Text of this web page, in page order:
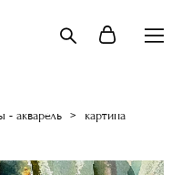
- акварель >
картина